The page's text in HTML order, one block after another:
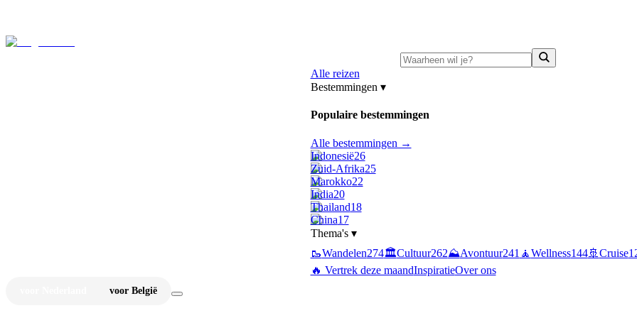
Alle reizen
Bestemmingen ▾
Populaire bestemmingen
Alle bestemmingen →
Indonesië26
Zuid-Afrika25
Marokko22
India20
Thailand18
China17
Thema's ▾
🥾Wandelen274🏛️Cultuur262⛰️Avontuur241 🧘Wellness144🚢 Cruise
🔥 Vertrek deze maandInspiratieOver ons
voor België